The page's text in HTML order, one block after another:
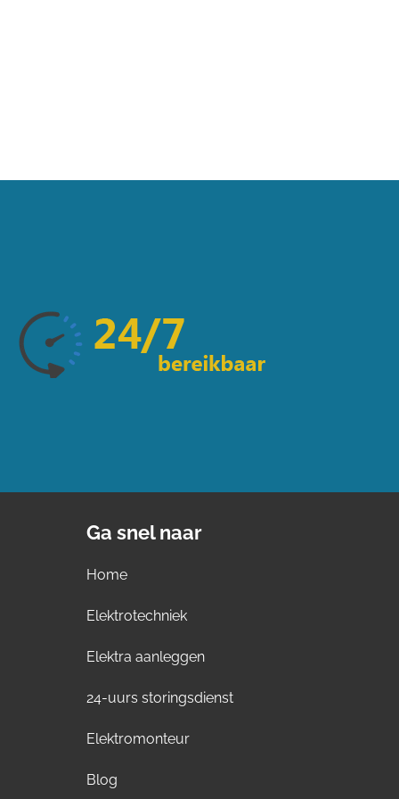
Ga snel naar
Home
Elektrotechniek
Elektra aanleggen
24-uurs storingsdienst
Elektromonteur
Blog